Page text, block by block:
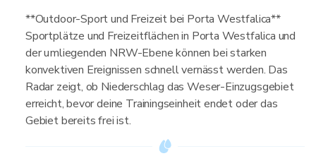
**Outdoor-Sport und Freizeit bei Porta Westfalica**
Sportplätze und Freizeitflächen in Porta Westfalica und
der umliegenden NRW-Ebene können bei starken
konvektiven Ereignissen schnell vernässt werden. Das
Radar zeigt, ob Niederschlag das Weser-Einzugsgebiet
erreicht, bevor deine Trainingseinheit endet oder das
Gebiet bereits frei ist.